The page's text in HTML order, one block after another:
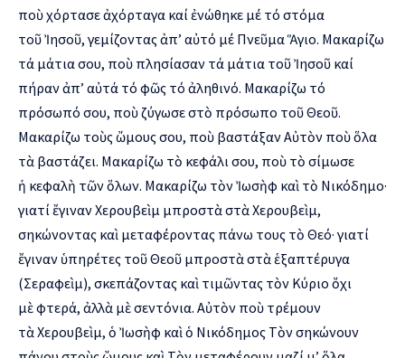
ποὺ χόρτασε ἀχόρταγα καί ἐνώθηκε μέ τό στόμα
τοῦ Ἰησοῦ, γεμίζοντας ἀπ’ αὐτό μέ Πνεῦμα Ἅγιο. Μακαρίζω
τά μάτια σου, ποὺ πλησίασαν τά μάτια τοῦ Ἰησοῦ καί
πήραν ἀπ’ αὐτά τό φῶς τό ἀληθινό. Μακαρίζω τό
πρόσωπό σου, ποὺ ζύγωσε στὸ πρόσωπο τοῦ Θεοῦ.
Μακαρίζω τοὺς ὤμους σου, ποὺ βαστάξαν Αὐτὸν ποὺ ὅλα
τὰ βαστάζει. Μακαρίζω τὸ κεφάλι σου, ποὺ τὸ σίμωσε
ἡ κεφαλὴ τῶν ὅλων. Μακαρίζω τὸν Ἰωσὴφ καὶ τὸ Νικόδημο·
γιατί ἔγιναν Χερουβεὶμ μπροστὰ στὰ Χερουβεὶμ,
σηκώνοντας καὶ μεταφέροντας πάνω τους τὸ Θεό· γιατί
ἔγιναν ὑπηρέτες τοῦ Θεοῦ μπροστὰ στὰ ἑξαπτέρυγα
(Σεραφεὶμ), σκεπάζοντας καὶ τιμῶντας τὸν Κύριο ὄχι
μὲ φτερά, ἀλλὰ μὲ σεντόνια. Αὐτὸν ποὺ τρέμουν
τὰ Χερουβεὶμ, ὁ Ἰωσὴφ καὶ ὁ Νικόδημος Τὸν σηκώνουν